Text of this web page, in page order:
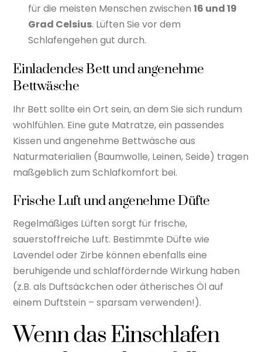
für die meisten Menschen zwischen 16 und 19
Grad Celsius. Lüften Sie vor dem
Schlafengehen gut durch.
Einladendes Bett und angenehme
Bettwäsche
Ihr Bett sollte ein Ort sein, an dem Sie sich rundum
wohlfühlen. Eine gute Matratze, ein passendes
Kissen und angenehme Bettwäsche aus
Naturmaterialien (Baumwolle, Leinen, Seide) tragen
maßgeblich zum Schlafkomfort bei.
Frische Luft und angenehme Düfte
Regelmäßiges Lüften sorgt für frische,
sauerstoffreiche Luft. Bestimmte Düfte wie
Lavendel oder Zirbe können ebenfalls eine
beruhigende und schlaffördernde Wirkung haben
(z.B. als Duftsäckchen oder ätherisches Öl auf
einem Duftstein – sparsam verwenden!).
Wenn das Einschlafen